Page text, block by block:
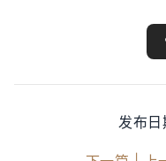
发布日